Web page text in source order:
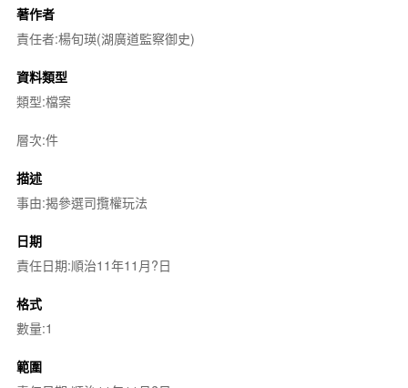
著作者
責任者:楊旬瑛(湖廣道監察御史)
資料類型
類型:檔案
層次:件
描述
事由:揭參選司攬權玩法
日期
責任日期:順治11年11月?日
格式
數量:1
範圍